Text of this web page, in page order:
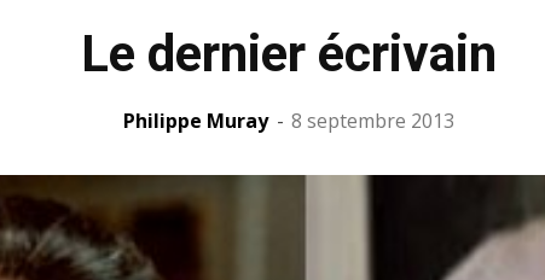
Le dernier écrivain
Philippe Muray - 8 septembre 2013